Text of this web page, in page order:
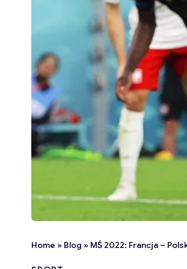
Home » Blog » MŚ 2022: Francja –